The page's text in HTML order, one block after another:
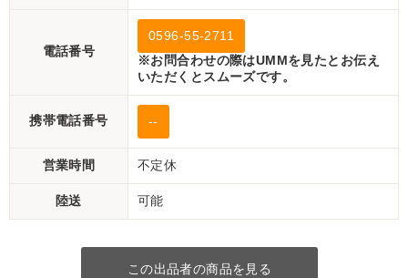
電話番号
0596-55-2711
※お問合わせの際はUMMを見たとお伝え
いただくとスムーズです。
携帯電話番号 --
営業時間 不定休
陸送 可能
この出品者の商品を見る